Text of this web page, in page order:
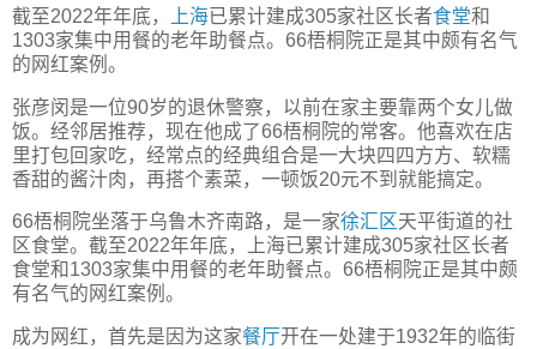
截至2022年年底， 上海已累计建成305家社区长者食堂和
1303家集中用餐的老年助餐点。66梧桐院正是其中颇有名气
的网红案例。
张彦闵是一位90岁的退休警察，以前在家主要靠两个女儿做
饭。经邻居推荐，现在他成了66梧桐院的常客。他喜欢在店
里打包回家吃，经常点的经典组合是一大块四四方方、软糯
香甜的酱汁肉，再搭个素菜，一顿饭20元不到就能搞定。
66梧桐院坐落于乌鲁木齐南路，是一家徐汇区天平街道的社
区食堂。截至2022年年底，上海已累计建成305家社区长者
食堂和1303家集中用餐的老年助餐点。66梧桐院正是其中颇
有名气的网红案例。
成为网红，首先是因为这家餐厅开在一处建于1932年的临街